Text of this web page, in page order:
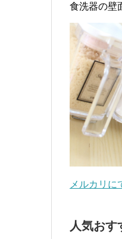
食洗器の壁
メルカリ
人気おす